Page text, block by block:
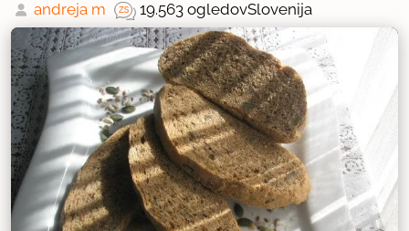
andreja m 19.563 ogledovSlovenija